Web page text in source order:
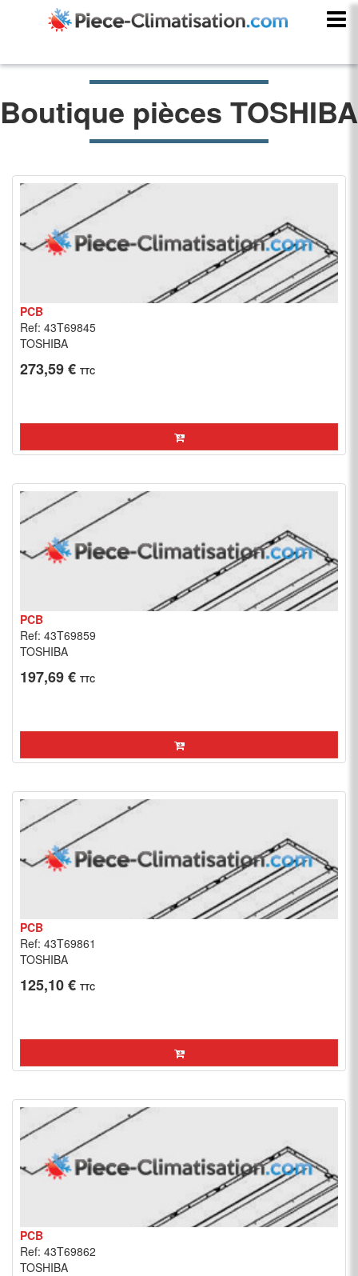
Boutique pièces TOSHIBA
PCB
Ref: 43T69845
TOSHIBA
273,59 € TTC
PCB
Ref: 43T69859
TOSHIBA
197,69 € TTC
PCB
Ref: 43T69861
TOSHIBA
125,10 € TTC
PCB
Ref: 43T69862
TOSHIBA